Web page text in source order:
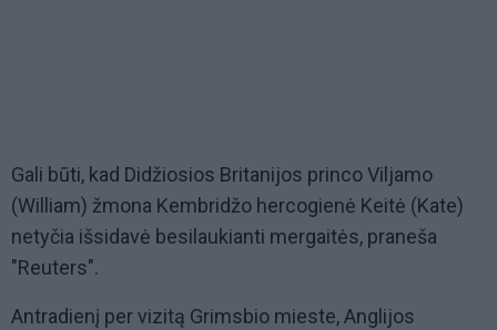
Gali būti, kad Didžiosios Britanijos princo Viljamo
(William) žmona Kembridžo hercogienė Keitė (Kate)
netyčia išsidavė besilaukianti mergaitės, praneša
"Reuters".
Antradienį per vizitą Grimsbio mieste, Anglijos